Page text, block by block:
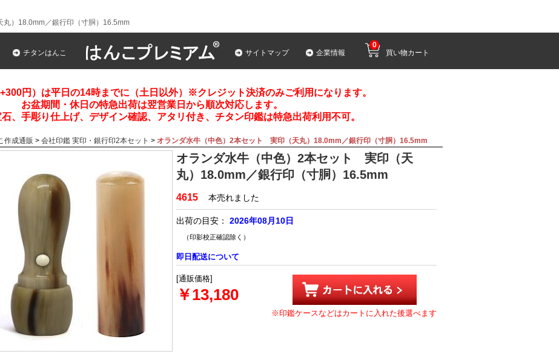
）18.0mm／銀行印（寸胴）16.5mm
チタンはんこ サイトマップ 企業情報 買い物カート
0
円）は平日の14時までに（土日以外）※クレジット決済のみご利用になります。
お盆期間・休日の特急出荷は翌営業日から順次対応します。
、手彫り仕上げ、デザイン確認、アタリ付き、チタン印鑑は特急出荷利用不可。
作成通販 > 会社印鑑 実印・銀行印2本セット > オランダ水牛（中色）2本セット 実印（天丸）18.0mm／銀行印（寸胴）16.5mm
オランダ水牛（中色）2本セット 実印（天
丸）18.0mm／銀行印（寸胴）16.5mm
4615 本売れました
出荷の目安： 2026年08月10日
（印影校正確認除く）
即日配送について
[通販価格]
￥13,180
※印鑑ケースなどはカートに入れた後選べます